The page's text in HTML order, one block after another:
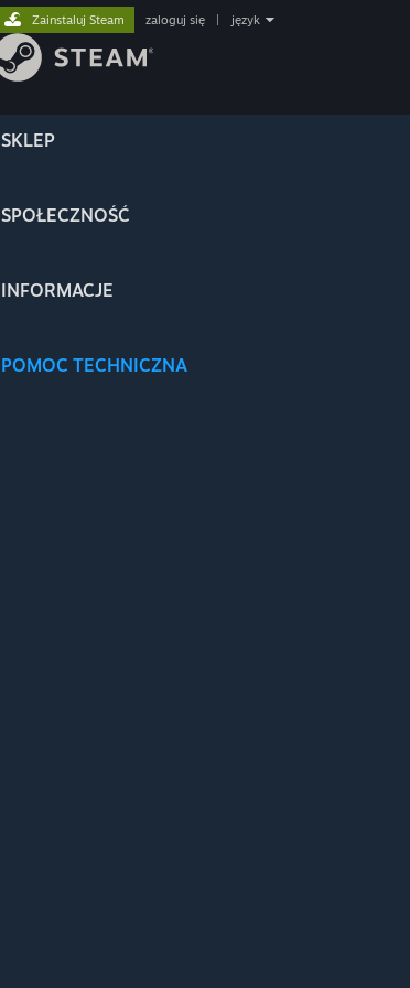
SKLEP
SPOŁECZNOŚĆ
INFORMACJE
POMOC TECHNICZNA
Zainstaluj Steam zaloguj się język